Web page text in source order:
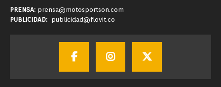
PRENSA: prensa@motosportson.com
PUBLICIDAD: publicidad@flovit.co